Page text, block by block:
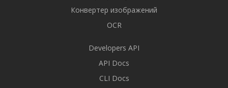
Конвертер изображений
OCR
Developers API
API Docs
CLI Docs